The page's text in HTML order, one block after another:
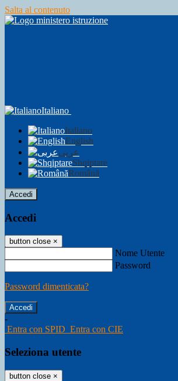
Salta al contenuto
Italiano
Italiano
English
عربى
Shqiptare
Română
Accedi
Accedi
button close ×
Nome Utente
Password
Password dimenticata?
-
Entra con SPID Entra con CIE
Seleziona utente
button close ×